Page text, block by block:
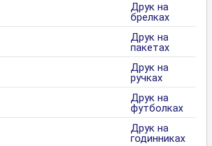
Друк на
брелках
Друк на
пакетах
Друк на
ручках
Друк на
футболках
Друк на
годинниках